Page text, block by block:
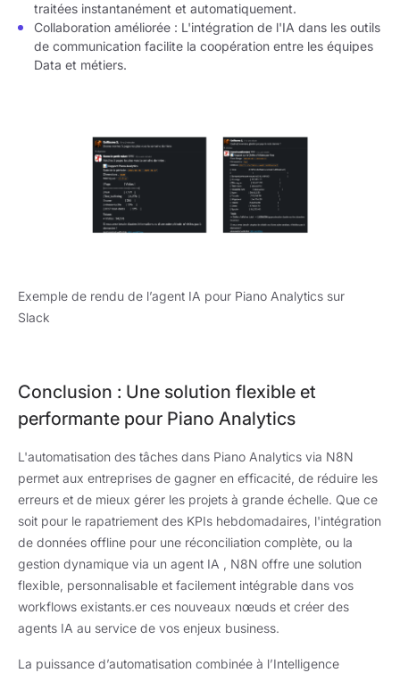
traitées instantanément et automatiquement.
Collaboration améliorée : L'intégration de l'IA dans les outils
de communication facilite la coopération entre les équipes
Data et métiers.
Exemple de rendu de l’agent IA pour Piano Analytics sur
Slack
Conclusion : Une solution flexible et
performante pour Piano Analytics
L'automatisation des tâches dans Piano Analytics via N8N
permet aux entreprises de gagner en efficacité, de réduire les
erreurs et de mieux gérer les projets à grande échelle. Que ce
soit pour le rapatriement des KPIs hebdomadaires, l'intégration
de données offline pour une réconciliation complète, ou la
gestion dynamique via un agent IA , N8N offre une solution
flexible, personnalisable et facilement intégrable dans vos
workflows existants.er ces nouveaux nœuds et créer des
agents IA au service de vos enjeux business.
La puissance d’automatisation combinée à l’Intelligence